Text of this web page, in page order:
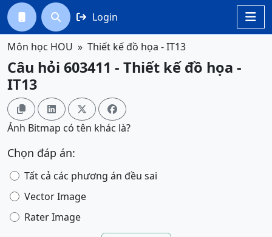

  Login
Môn học HOU Thiết kế đồ họa - IT13
Câu hỏi 603411 - Thiết kế đồ họa -
IT13
   
Ảnh Bitmap có tên khác là?
Chọn đáp án:
Tất cả các phương án đều sai
Vector Image
Rater Image